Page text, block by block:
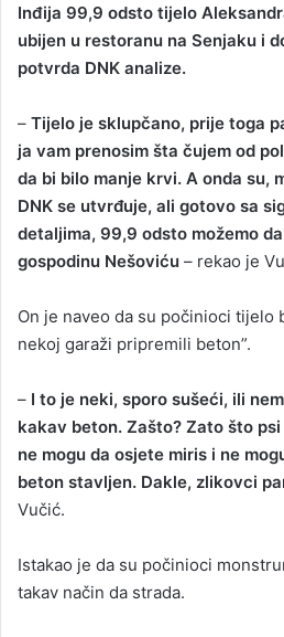
Inđija 99,9 odsto tijelo
ubijen u restoranu na Senjaku i
potvrda DNK analize.
– Tijelo je sklupčano, prije toga
ja vam prenosim šta čujem od
da bi bilo manje krvi. A onda su,
DNK se utvrđuje, ali gotovo sa
detaljima, 99,9 odsto možemo
gospodinu Nešoviću – rekao je
On je naveo da su počinioci tijelo
nekoj garaži pripremili beton”.
– I to je neki, sporo sušeći, ili
kakav beton. Zašto? Zato što
ne mogu da osjete miris i ne
beton stavljen. Dakle, zlikovci
Vučić.
Istakao je da su počinioci
takav način da strada.